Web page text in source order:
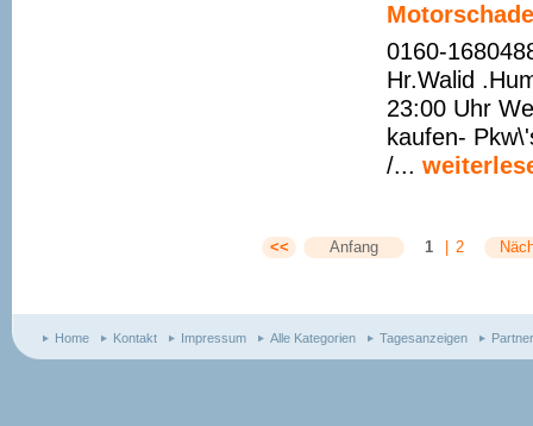
0160-
Hr.Walid
23:00 Uhr
kaufen-
/...
<< Anfang 1 2
Home Kontakt Impressum Alle Kategorien Tagesanzeigen Partner